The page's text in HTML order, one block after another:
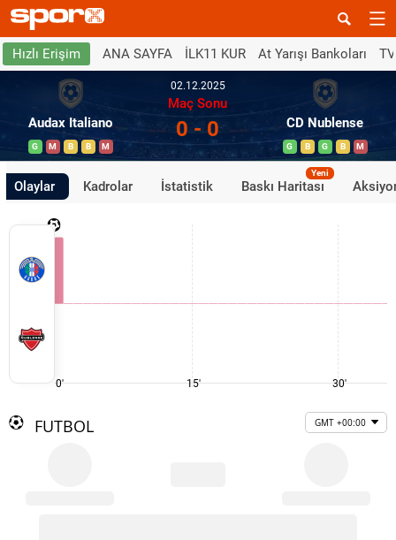
Hızlı Erişim ANA SAYFA İLK11 KUR At Yarışı Bankoları
Audax Italiano
G M B B M
02.12.2025
Maç Sonu
0 - 0 CD Nublense
G B G B M
Olaylar Kadrolar İstatistik Baskı Haritası
Yeni
0' 15' 30'
FUTBOL GMT +00:00